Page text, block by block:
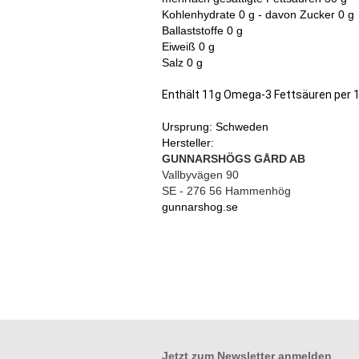
Kohlenhydrate 0 g - davon Zucker 0 g
Ballaststoffe 0 g
Eiweiß 0 g
Salz 0 g
Enthält 11g Omega-3 Fettsäuren per
Ursprung: Schweden
Hersteller:
GUNNARSHÖGS GÅRD AB
Vallbyvägen 90
SE - 276 56 Hammenhög
gunnarshog.se
Jetzt zum Newsletter anmelden